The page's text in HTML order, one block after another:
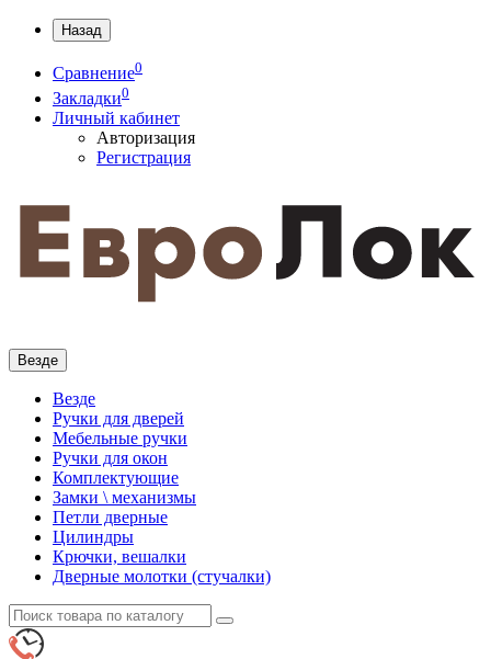
Назад
Сравнение0
Закладки0
Личный кабинет
Авторизация
Регистрация
Везде
Везде
Ручки для дверей
Мебельные ручки
Ручки для окон
Комплектующие
Замки \ механизмы
Петли дверные
Цилиндры
Крючки, вешалки
Дверные молотки (стучалки)